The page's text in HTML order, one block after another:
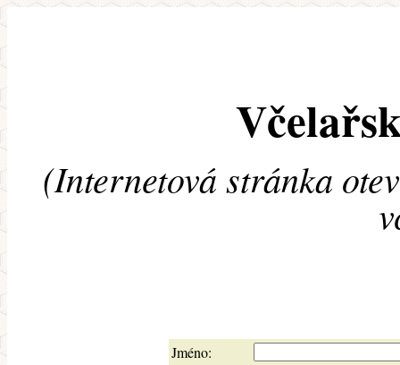
(Internetová stránka
Jméno: